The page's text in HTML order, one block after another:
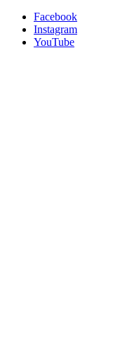
Facebook
Instagram
YouTube